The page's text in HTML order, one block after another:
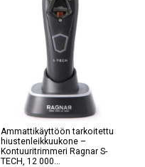
Ammattikäyttöön tarkoitettu
hiustenleikkuukone –
Kontuuritrimmeri Ragnar S-
TECH, 12 000...